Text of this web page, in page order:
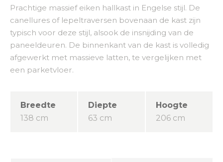
Prachtige massief eiken hallkast in Engelse stijl. De
canellures of lepeltraversen bovenaan de kast zijn
typisch voor deze stijl, alsook de insnijding van de
paneeldeuren. De binnenkant van de kast is volledig
afgewerkt met massieve latten, te vergelijken met
een parketvloer.
Breedte
138 cm
Diepte
63 cm
Hoogte
206 cm